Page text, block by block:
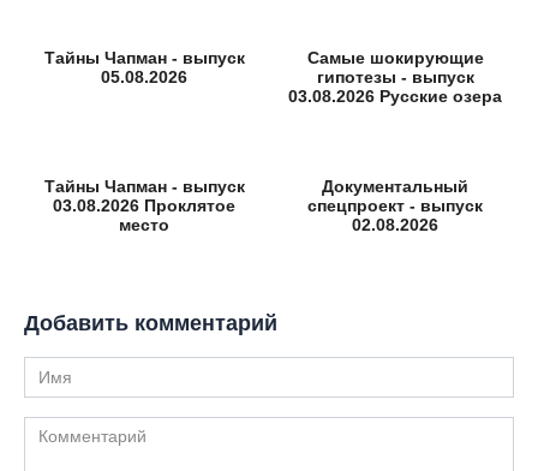
Тайны Чапман - выпуск
05.08.2026
Самые шокирующие
гипотезы - выпуск
03.08.2026 Русские озера
Тайны Чапман - выпуск
03.08.2026 Проклятое
место
Документальный
спецпроект - выпуск
02.08.2026
Добавить комментарий
Имя
Комментарий